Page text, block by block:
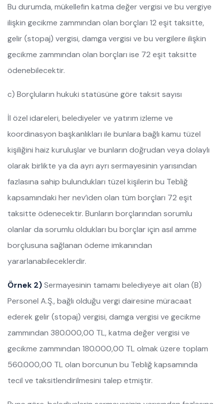
Bu durumda, mükellefin katma değer vergisi ve bu vergiye
ilişkin gecikme zammından olan borçları 12 eşit taksitte,
gelir (stopaj) vergisi, damga vergisi ve bu vergilere ilişkin
gecikme zammından olan borçları ise 72 eşit taksitte
ödenebilecektir.
c) Borçluların hukuki statüsüne göre taksit sayısı
İl özel idareleri, belediyeler ve yatırım izleme ve
koordinasyon başkanlıkları ile bunlara bağlı kamu tüzel
kişiliğini haiz kuruluşlar ve bunların doğrudan veya dolaylı
olarak birlikte ya da ayrı ayrı sermayesinin yarısından
fazlasına sahip bulundukları tüzel kişilerin bu Tebliğ
kapsamındaki her nev’iden olan tüm borçları 72 eşit
taksitte ödenecektir. Bunların borçlarından sorumlu
olanlar da sorumlu oldukları bu borçlar için asıl amme
borçlusuna sağlanan ödeme imkanından
yararlanabileceklerdir.
Örnek 2)Sermayesinin tamamı belediyeye ait olan (B)
Personel A.Ş., bağlı olduğu vergi dairesine müracaat
ederek gelir (stopaj) vergisi, damga vergisi ve gecikme
zammından 380.000,00 TL, katma değer vergisi ve
gecikme zammından 180.000,00 TL olmak üzere toplam
560.000,00 TL olan borcunun bu Tebliğ kapsamında
tecil ve taksitlendirilmesini talep etmiştir.